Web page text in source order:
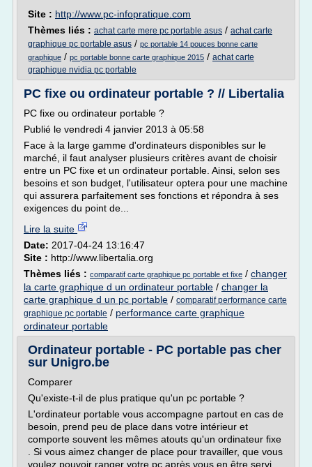
Site : http://www.pc-infopratique.com
Thèmes liés : achat carte mere pc portable asus / achat carte
graphique pc portable asus / pc portable 14 pouces bonne carte
graphique / pc portable bonne carte graphique 2015 / achat carte
graphique nvidia pc portable
PC fixe ou ordinateur portable ? // Libertalia
PC fixe ou ordinateur portable ?
Publié le vendredi 4 janvier 2013 à 05:58
Face à la large gamme d'ordinateurs disponibles sur le
marché, il faut analyser plusieurs critères avant de choisir
entre un PC fixe et un ordinateur portable. Ainsi, selon ses
besoins et son budget, l'utilisateur optera pour une machine
qui assurera parfaitement ses fonctions et répondra à ses
exigences du point de...
Lire la suite
Date: 2017-04-24 13:16:47
Site : http://www.libertalia.org
Thèmes liés : comparatif carte graphique pc portable et fixe / changer
la carte graphique d un ordinateur portable / changer la
carte graphique d un pc portable / comparatif performance carte
graphique pc portable / performance carte graphique
ordinateur portable
Ordinateur portable - PC portable pas cher
sur Unigro.be
Comparer
Qu'existe-t-il de plus pratique qu'un pc portable ?
L'ordinateur portable vous accompagne partout en cas de
besoin, prend peu de place dans votre intérieur et
comporte souvent les mêmes atouts qu'un ordinateur fixe
. Si vous aimez changer de place pour travailler, que vous
voulez pouvoir ranger votre pc après vous en être servi,